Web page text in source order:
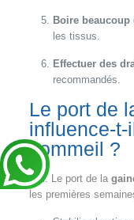
Boire beaucoup
les tissus.
Effectuer des
recommandés.
Le port de
influence-
sommeil ?
Oui. Le port de la
les premières